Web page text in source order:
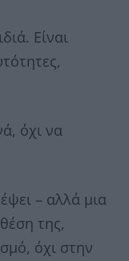
Είναι
όχι να
– αλλά μια
της,
όχι στην